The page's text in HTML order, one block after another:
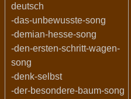
deutsch
-das-unbewusste-song
-demian-hesse-song
-den-ersten-schritt-wagen-
song
-denk-selbst
-der-besondere-baum-song